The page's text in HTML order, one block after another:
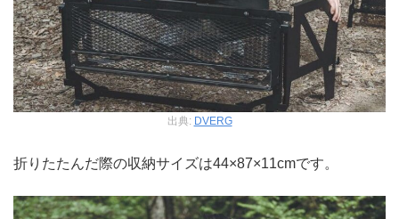
出典: DVERG
折りたたんだ際の収納サイズは44×87×11cmです。